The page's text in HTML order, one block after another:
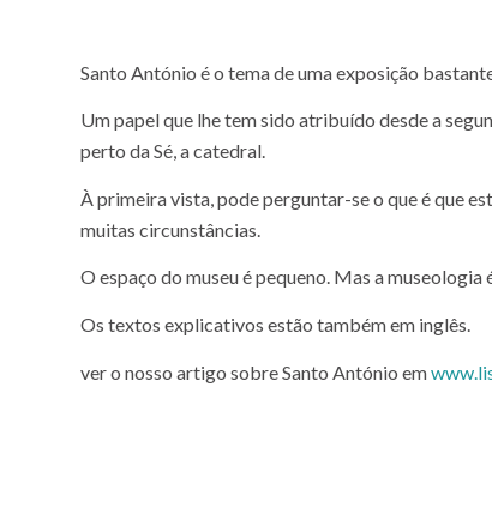
Um santo que
Santo António é o tema de uma exposição
Um papel que lhe tem sido atribuído desde a
perto da Sé, a catedral.
À primeira vista, pode perguntar-se o que é que
muitas circunstâncias.
O espaço do museu é pequeno. Mas a
Os textos explicativos estão também em inglês.
ver o nosso artigo sobre Santo António em